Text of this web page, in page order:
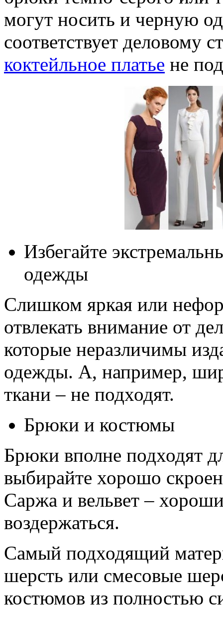
могут носить и черную
соответствует деловому
коктейльное платье не
Избегайте
одежды
Слишком яркая или
отвлекать внимание от
которые неразличимы
одежды. А, например,
ткани – не подходят.
Брюки и костюмы
Брюки вполне подходят
выбирайте хорошо
Саржа и вельвет –
воздержаться.
Самый подходящий
шерсть или смесовые
костюмов из полностью